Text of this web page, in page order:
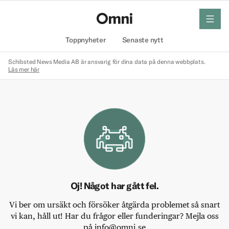
Toppnyheter Senaste nytt
meny
Schibsted News Media AB är ansvarig för dina data på denna webbplats.
Läs mer här
Oj! Något har gått fel.
Vi ber om ursäkt och försöker åtgärda problemet så snart
vi kan, håll ut! Har du frågor eller funderingar? Mejla oss